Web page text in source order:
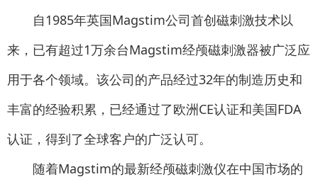
自1985年英国Magstim公司首创磁刺激技术以
来，已有超过1万余台Magstim经颅磁刺激器被广泛应
用于各个领域。该公司的产品经过32年的制造历史和
丰富的经验积累，已经通过了欧洲CE认证和美国FDA
认证，得到了全球客户的广泛认可。
随着Magstim的最新经颅磁刺激仪在中国市场的